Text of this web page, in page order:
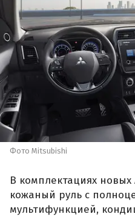
Фото Mitsubishi
В комплектациях новых
кожаный руль с
мультифункцией,